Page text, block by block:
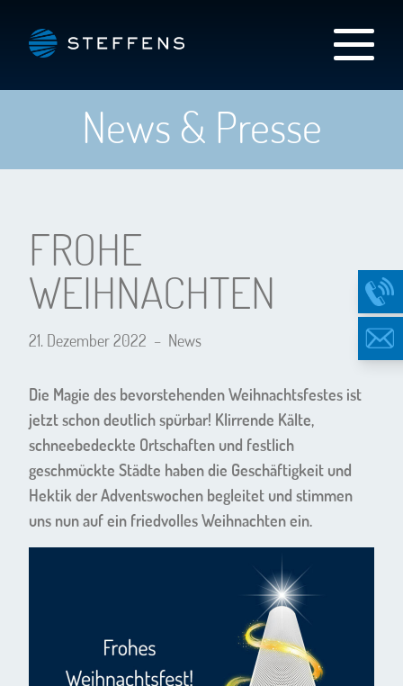
News & Presse
FROHE
WEIHNACHTEN
21. Dezember 2022 – News
Die Magie des bevorstehenden Weihnachtsfestes ist
jetzt schon deutlich spürbar! Klirrende Kälte,
schneebedeckte Ortschaften und festlich
geschmückte Städte haben die Geschäftigkeit und
Hektik der Adventswochen begleitet und stimmen
uns nun auf ein friedvolles Weihnachten ein.